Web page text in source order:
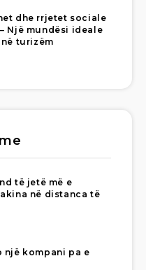
dhe rrjetet sociale
Një mundësi ideale
turizëm
të jetë më e
në distanca të
një kompani pa e